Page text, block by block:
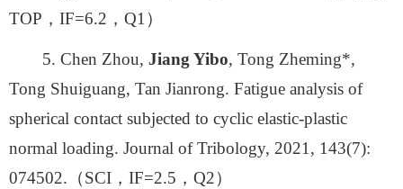
TOP，IF=6.2，Q1）
5. Chen Zhou, Jiang Yibo, Tong Zheming*,
Tong Shuiguang, Tan Jianrong. Fatigue analysis of
spherical contact subjected to cyclic elastic-plastic
normal loading. Journal of Tribology, 2021, 143(7):
074502.（SCI，IF=2.5，Q2）